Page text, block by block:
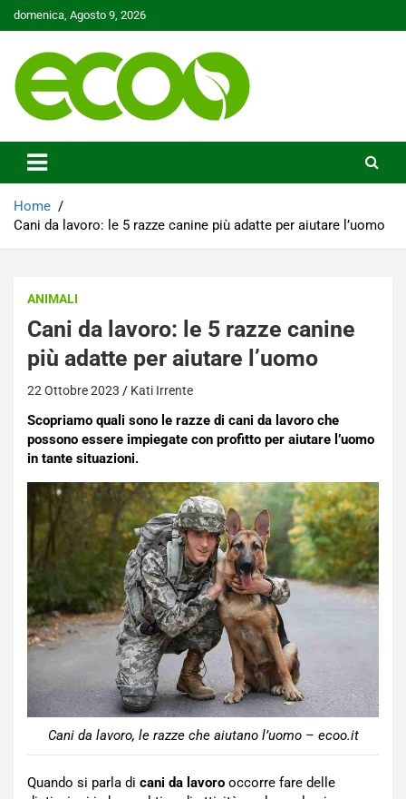
Skip
to
domenica, Agosto 9, 2026
Ecoo.it
Home
Cani da lavoro: le 5 razze canine più adatte per aiutare l’uomo
ANIMALI
Cani da lavoro: le 5 razze canine
più adatte per aiutare l’uomo
22 Ottobre 2023 Kati Irrente
Scopriamo quali sono le razze di cani da lavoro che
possono essere impiegate con profitto per aiutare l’uomo
in tante situazioni.
Cani da lavoro, le razze che aiutano l’uomo – ecoo.it
Quando si parla di cani da lavoro occorre fare delle